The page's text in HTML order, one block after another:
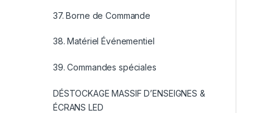
37. Borne de Commande
38. Matériel Événementiel
39. Commandes spéciales
DÉSTOCKAGE MASSIF D’ENSEIGNES &
ÉCRANS LED